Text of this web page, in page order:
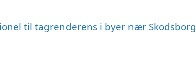
til tagrenderens i byer nær Skodsborg